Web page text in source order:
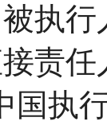
执
责
国执